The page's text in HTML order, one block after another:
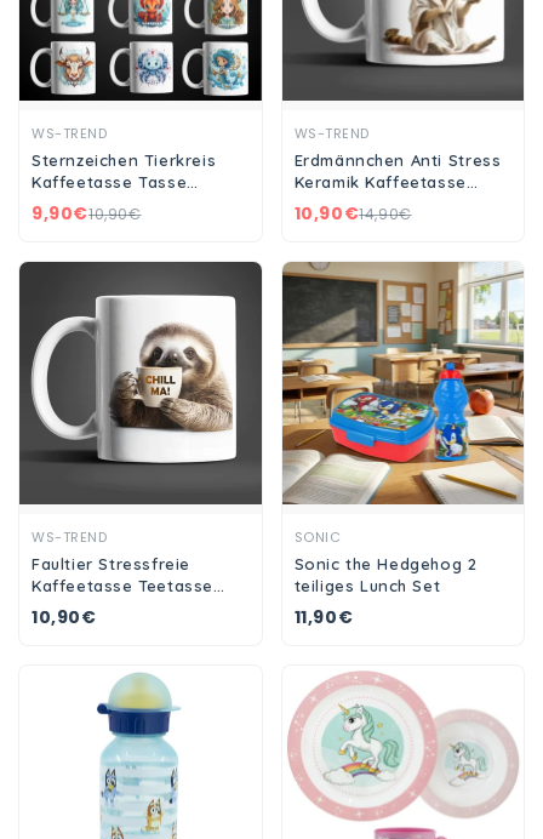
Ansehen
WS-TREND
Sternzeichen Tierkreis
Kaffeetasse Tasse
Geschenkidee Geschenk
330 ml
9,90€10,90€
Ansehen
WS-TREND
Erdmännchen Anti Stress
Keramik Kaffeetasse
Teetasse Tasse
Geschenke
10,90€14,90€
Ansehen
WS-TREND
Faultier Stressfreie
Kaffeetasse Teetasse
Tasse Geschenkidee
Geschenk 330 ml
10,90€
SONIC
Sonic the Hedgehog 2
teiliges Lunch Set
11,90€